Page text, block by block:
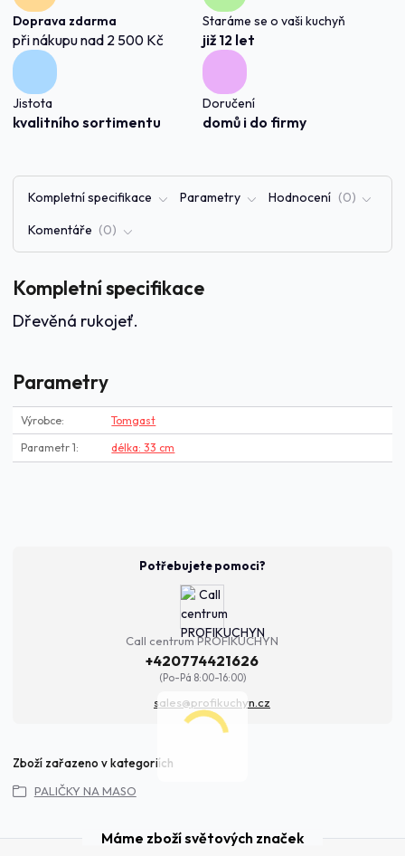
Doprava zdarma
při nákupu nad 2 500 Kč
Staráme se o vaši kuchyň
již 12 let
Jistota
kvalitního sortimentu
Doručení
domů i do firmy
Kompletní specifikace Parametry Hodnocení 0
Komentáře 0
Kompletní specifikace
Dřevěná rukojeť.
Parametry
Výrobce Tomgast
Parametr 1 délka: 33 cm
Potřebujete pomoci?
Call centrum PROFIKUCHYN
+420774421626
(Po-Pá 8:00-16:00)
sales@profikuchyn.cz
Zboží zařazeno v kategoriích
PALIČKY NA MASO
Máme zboží světových značek